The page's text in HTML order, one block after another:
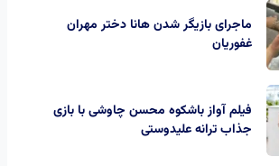
ماجرای بازیگر شدن هانا دختر مهران
غفوریان
فیلم آواز باشکوه محسن چاوشی با بازی
جذاب ترانه علیدوستی